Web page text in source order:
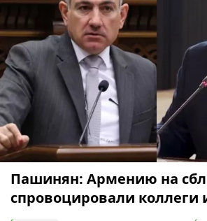
Пашинян: Армению на
спровоцировали коллеги